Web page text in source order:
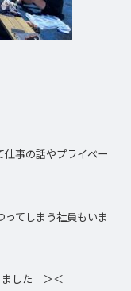
仕事の話やプライベー
ってしまう社員もいま
ました ＞＜